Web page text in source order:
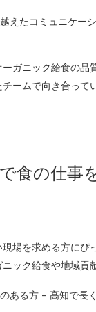
えたコミュニケー
ガニック給食の
ームで向き合って
食の仕事
場を求める方に
ック給食や地域貢
ある方 – 高知で長